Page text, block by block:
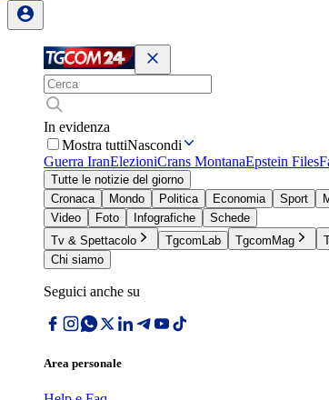
In evidenza
Mostra tuttiNascondi
Guerra IranElezioniCrans MontanaEpstein Files
Tutte le notizie del giorno
Cronaca
Mondo Politica Economia Sport
Video
Foto Infografiche
Schede
Tv & Spettacolo
TgcomLab TgcomMag
Chi siamo
Seguici anche su
Area personale